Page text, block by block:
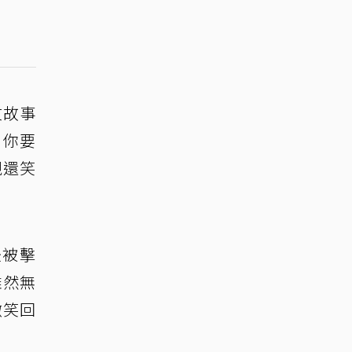
事
要
笑
擊
無
回